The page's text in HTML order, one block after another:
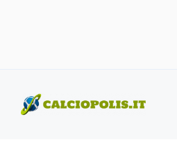
contenuto